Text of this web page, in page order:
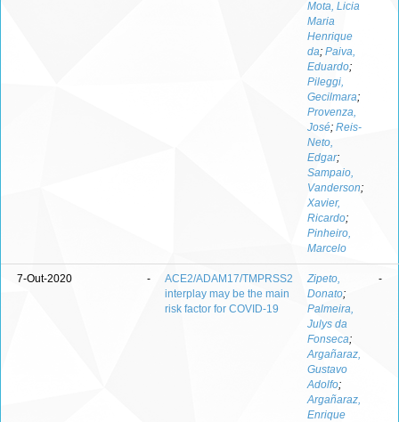
Mota, Licia
Maria
Henrique
da; Paiva,
Eduardo;
Pileggi,
Gecilmara;
Provenza,
José; Reis-
Neto,
Edgar;
Sampaio,
Vanderson;
Xavier,
Ricardo;
Pinheiro,
Marcelo
7-Out-2020 -
ACE2/ADAM17/TMPRSS2
interplay may be the main
risk factor for COVID-19
Zipeto,
Donato;
Palmeira,
Julys da
Fonseca;
Argañaraz,
Gustavo
Adolfo;
Argañaraz,
Enrique
-